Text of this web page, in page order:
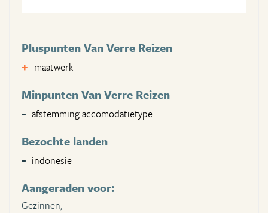
Pluspunten Van Verre Reizen
maatwerk
Minpunten Van Verre Reizen
afstemming accomodatietype
Bezochte landen
indonesie
Aangeraden voor:
Gezinnen,